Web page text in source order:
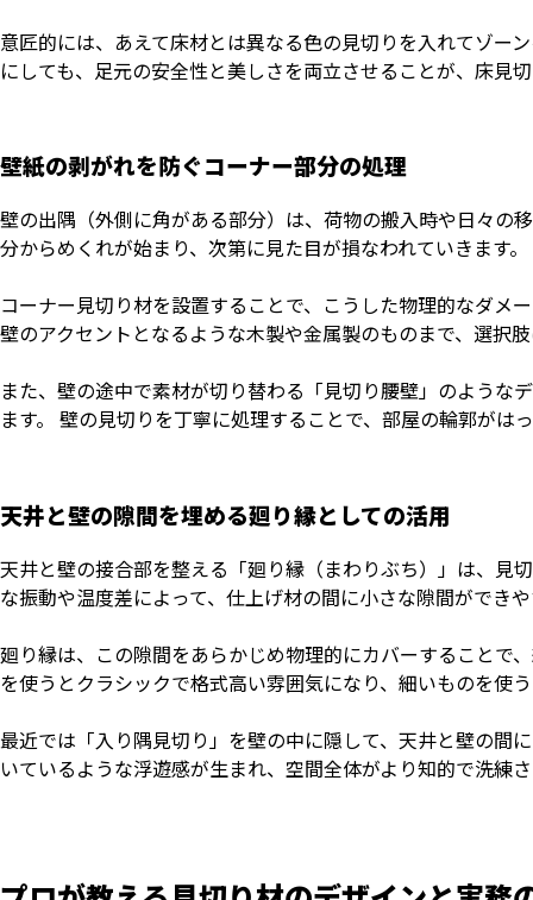
意匠的には、あえて床材とは異なる色の見切りを入れてゾー
にしても、足元の安全性と美しさを両立させることが、床見
壁紙の剥がれを防ぐコーナー部分の処理
壁の出隅（外側に角がある部分）は、荷物の搬入時や日々の
分からめくれが始まり、次第に見た目が損なわれていきます。
コーナー見切り材を設置することで、こうした物理的なダメ
壁のアクセントとなるような木製や金属製のものまで、選択
また、壁の途中で素材が切り替わる「見切り腰壁」のような
ます。 壁の見切りを丁寧に処理することで、部屋の輪郭が
天井と壁の隙間を埋める廻り縁としての活用
天井と壁の接合部を整える「廻り縁（まわりぶち）」は、見
な振動や温度差によって、仕上げ材の間に小さな隙間ができ
廻り縁は、この隙間をあらかじめ物理的にカバーすることで
を使うとクラシックで格式高い雰囲気になり、細いものを使
最近では「入り隅見切り」を壁の中に隠して、天井と壁の間
いているような浮遊感が生まれ、空間全体がより知的で洗練